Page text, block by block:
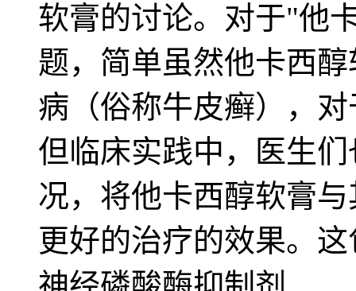
软膏的讨论。对于"他
题，简单虽然他卡西
病（俗称牛皮癣），
但临床实践中，医生
况，将他卡西醇软膏
更好的治疗的效果。